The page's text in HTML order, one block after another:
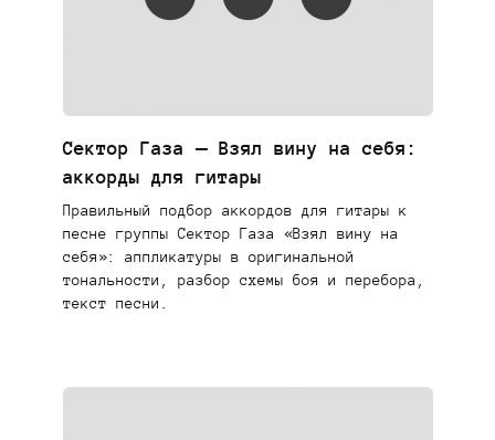
Сектор Газа — Взял вину на себя:
аккорды для гитары
Правильный подбор аккордов для гитары к
песне группы Сектор Газа «Взял вину на
себя»: аппликатуры в оригинальной
тональности, разбор схемы боя и перебора,
текст песни.